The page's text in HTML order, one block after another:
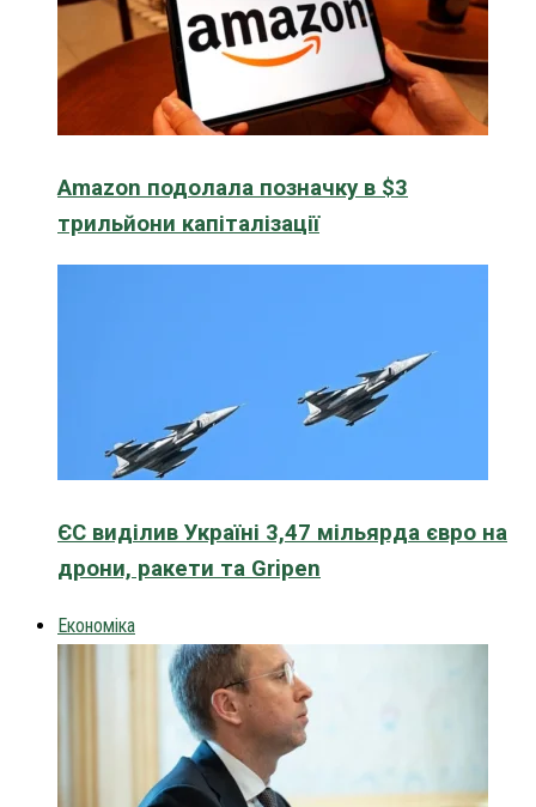
Amazon подолала позначку в $3
трильйони капіталізації
ЄС виділив Україні 3,47 мільярда євро на
дрони, ракети та Gripen
Економіка